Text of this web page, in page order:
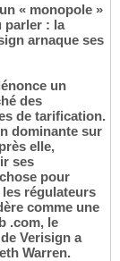
« monopole »
parler : la
arnaque ses
un
des
de tarification.
dominante sur
elle,
ses
pour
régulateurs
comme une
.com, le
Verisign a
Warren.